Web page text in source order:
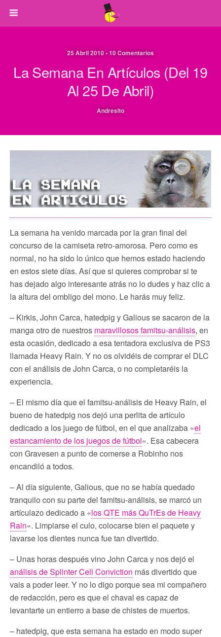
25 Abril 2010 • 10 Comentarios
La Semana En Artículos (del 19
Al 25 De Abril)
Andresito
La semana ha venido marcada por la gran final del
concurso de la camiseta retro-amorosa. Pero como es
normal, no ha sido lo único que hemos estado haciendo
en estos siete días. Así que si quieres comprobar si te
has dejado algo interesante atrás no lo dudes y haz clic a
la altura del ombligo del mono. Le harás muy feliz.
– Kirkis, John Carca, hatedpig y Galious se sacaron de la
manga otro de nuestros maravillosos famitsu-análisis, en
esta ocasión, dedicado a esa tentadora exclusiva de PS3
llamada Heavy Rain. Y no os olvidéis de comprar el DLC
con el análisis de John Carca, o no completaréis la
experiencia.
– El mismo día que el famitsu-análisis de Heavy Rain, el
bueno de hatedpig nos dejó una perlita de artículo
dedicado a los juego de fútbol, en el que analizaba «el
estancamiento de los juegos de fútbol«. Esa cabecera
con Gravesen a punto de comerse a Robinho nos
encandiló a todos.
– Al día siguiente, Galious, que no se había quedado
tranquilo con su parte del famitsu-análisis, se marcó un
artículazo dedicado a «los QTE más QuTrEs de Heavy
Rain«. Limpiarse el culo, colocarse bien el paquete y
lavarse los dientes nunca fue tan divertido.
– Unas horas después vino John Carca y nos dejó el
análisis de Splinter Cell Conviction más divertido que
vais a poder leer. Y no lo digo porque sea mi compañero
de redacción, pero es que el chaval es capaz de
levantarte un entierro a base de chistes de muertos.
– hatedpig, que esta semana ha estado en modo super